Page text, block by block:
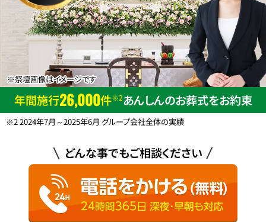
※祭壇画像はイメージです
年間施行26,000件※2あんしんのお葬式をお約束
※2 2024年7月～2025年6月 グループ会社全体の実績
どんな事でもご相談ください